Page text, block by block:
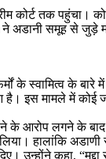
कोर्ट तक
ने अडानी समूह
के स्वामित्व के
इस मामले में कोई
के आरोप लगने के
हालांकि
उन्होंने कहा,